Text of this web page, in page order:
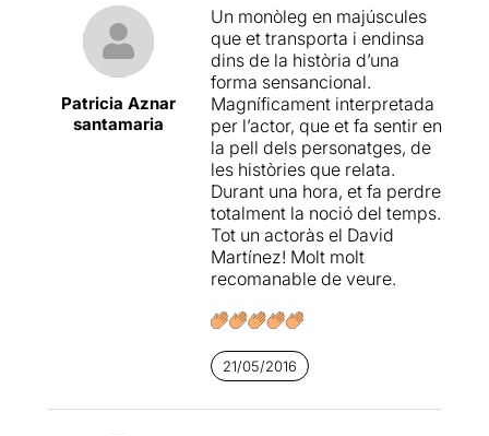
Valoració sencera clicant
AQUÍ
cara més amarga de la
immigració. Són centenars
d’històries totes elles
duríssimes. Històries de
milers de persones que
volen fugir de la fam, de les
milícies, de la guerra, de les
persecucions. I què troben al
seu davant?, un mur que no
els deixa passar.
L’obra tot just comença al
carrer, mentre el públic fem
Se’ns donen unes bosses de
Aquest serà tot el nostre
equipatge. Els espectadors
ens convertim en els
Patricia Aznar
santamaria
Un monòleg en majúscules
que et transporta i endinsa
dins de la història d’una
forma sensancional.
Magníficament interpretada
per l’actor, que et fa sentir en
la pell dels personatges, de
les històries que relata.
Durant una hora, et fa perdre
totalment la noció del temps.
Tot un actoràs el David
Martínez! Molt molt
recomanable de veure.
21/05/2016